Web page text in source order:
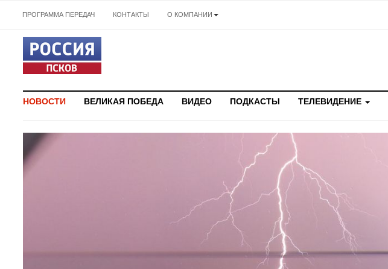
ПРОГРАММА ПЕРЕДАЧ КОНТАКТЫ О КОМПАНИИ
НОВОСТИ ВЕЛИКАЯ ПОБЕДА ВИДЕО ПОДКАСТЫ ТЕЛЕВИДЕНИЕ